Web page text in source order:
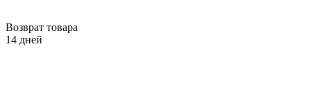
Возврат товара
14 дней